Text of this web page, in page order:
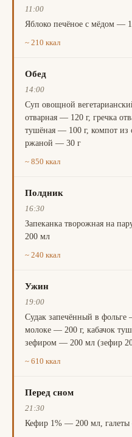
11:00
Яблоко печёное с мёдом —
~ 210 ккал
Обед
14:00
Суп овощной
отварная — 120 г, гречка
тушёная — 100 г, компот
ржаной — 30 г
~ 850 ккал
Полдник
16:30
Запеканка творожная на
200 мл
~ 240 ккал
Ужин
19:00
Судак запечённый в фольге
молоке — 200 г, кабачок
зефиром — 200 мл (зефир
~ 610 ккал
Перед сном
21:30
Кефир 1% — 200 мл,